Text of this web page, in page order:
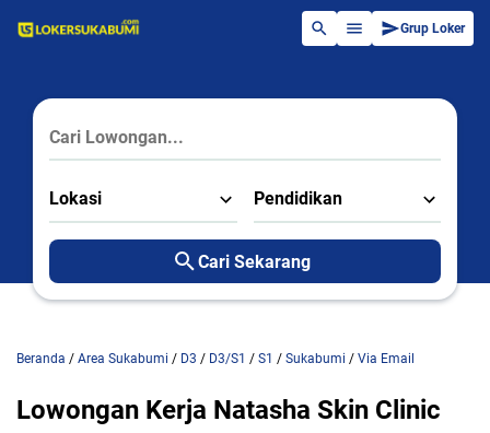
Grup Loker
Lokasi Pendidikan
Cari Sekarang
Beranda / Area Sukabumi / D3 / D3/S1 / S1 / Sukabumi / Via Email
Lowongan Kerja Natasha Skin Clinic